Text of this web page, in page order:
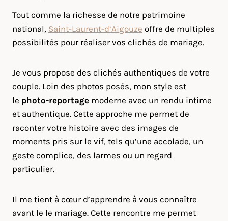
Tout comme la richesse de notre patrimoine
national, Saint-Laurent-d’Aigouze offre de multiples
possibilités pour réaliser vos clichés de mariage.
Je vous propose des clichés authentiques de votre
couple. Loin des photos posés, mon style est
le photo-reportage moderne avec un rendu intime
et authentique. Cette approche me permet de
raconter votre histoire avec des images de
moments pris sur le vif, tels qu’une accolade, un
geste complice, des larmes ou un regard
particulier.
Il me tient à cœur d’apprendre à vous connaître
avant le le mariage. Cette rencontre me permet